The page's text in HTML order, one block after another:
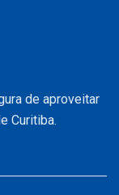
de aproveitar
Curitiba.